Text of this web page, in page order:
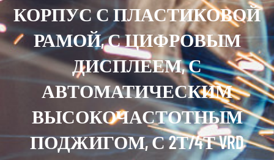
КОРПУС С ПЛАСТИКОВОЙ
РАМОЙ, С ЦИФРОВЫМ
ДИСПЛЕЕМ, С
АВТОМАТИЧЕСКИМ
ВЫСОКОЧАСТОТНЫМ
ПОДЖИГОМ, С 2Т/4Т VRD